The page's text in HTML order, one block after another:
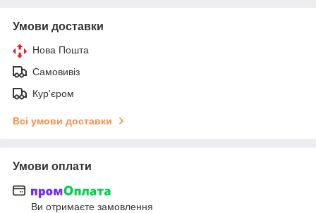
Умови доставки
Нова Пошта
Самовивіз
Кур'єром
Всі умови доставки
Умови оплати
Ви отримаєте замовлення